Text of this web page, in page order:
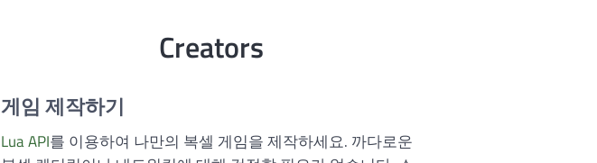
Creators
게임 제작하기
Lua API를 이용하여 나만의 복셀 게임을 제작하세요. 까다로운